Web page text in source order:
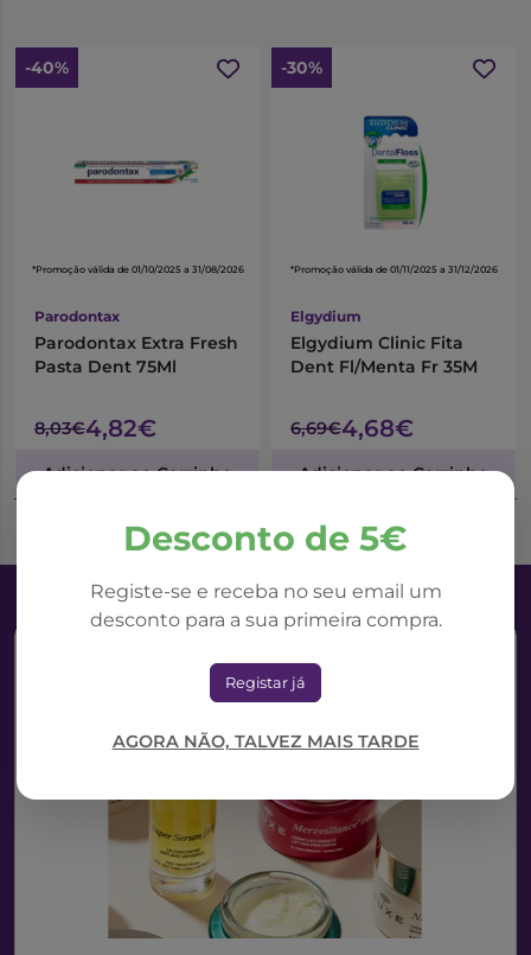
Desconto de 5€
Registe-se e receba no seu email um
desconto para a sua primeira compra.
Registar já
AGORA NÃO, TALVEZ MAIS TARDE
-40%
*Promoção válida de 01/10/2025 a 31/08/2026
Parodontax
Parodontax Extra Fresh
Pasta Dent 75Ml
8,03€4,82€
Adicionar ao Carrinho
-30%
*Promoção válida de 01/11/2025 a 31/12/2026
Elgydium
Elgydium Clinic Fita
Dent Fl/Menta Fr 35M
6,69€4,68€
Adicionar ao Carrinho